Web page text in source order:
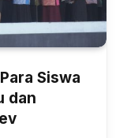
Siswa
dan